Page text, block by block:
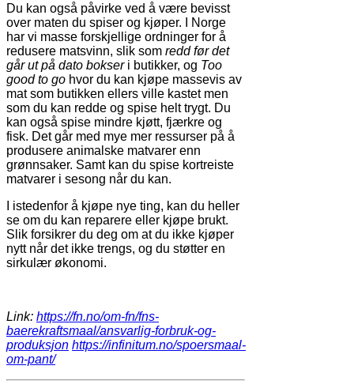
Du kan også påvirke ved å være bevisst
over maten du spiser og kjøper. I Norge
har vi masse forskjellige ordninger for å
redusere matsvinn, slik som redd før det
går ut på dato bokseri butikker, og Too
good to go hvor du kan kjøpe massevis av
mat som butikken ellers ville kastet men
som du kan redde og spise helt trygt. Du
kan også spise mindre kjøtt, fjærkre og
fisk. Det går med mye mer ressurser på å
produsere animalske matvarer enn
grønnsaker. Samt kan du spise kortreiste
matvarer i sesong når du kan.
I istedenfor å kjøpe nye ting, kan du heller
se om du kan reparere eller kjøpe brukt.
Slik forsikrer du deg om at du ikke kjøper
nytt når det ikke trengs, og du støtter en
sirkulær økonomi.
Link: https://fn.no/om-fn/fns-
baerekraftsmaal/ansvarlig-forbruk-og-
produksjon https://infinitum.no/spoersmaal-
om-pant/